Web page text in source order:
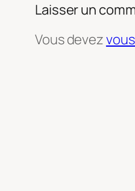
Laisser un
Vous devez